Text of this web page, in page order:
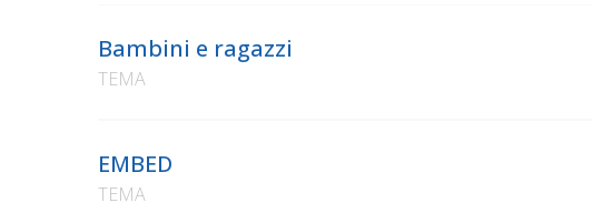
Bambini e ragazzi
TEMA
EMBED
TEMA